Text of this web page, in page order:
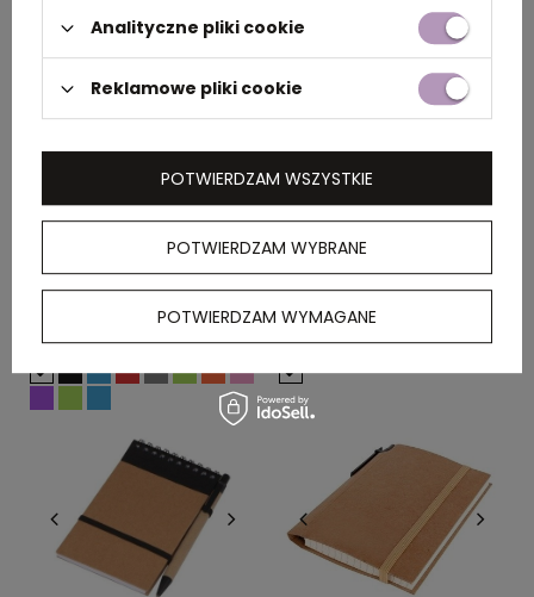
Długopis plastikowy REX,
cena
1,70 złnetto/ szt.
Podkładka pod mysz
CLEMENTINA, 2047806
cena
3,48 złnetto/ szt.
Analityczne pliki cookie
Reklamowe pliki cookie
POTWIERDZAM WYBRANE
POTWIERDZAM WYMAGANE
POTWIERDZAM WSZYSTKIE